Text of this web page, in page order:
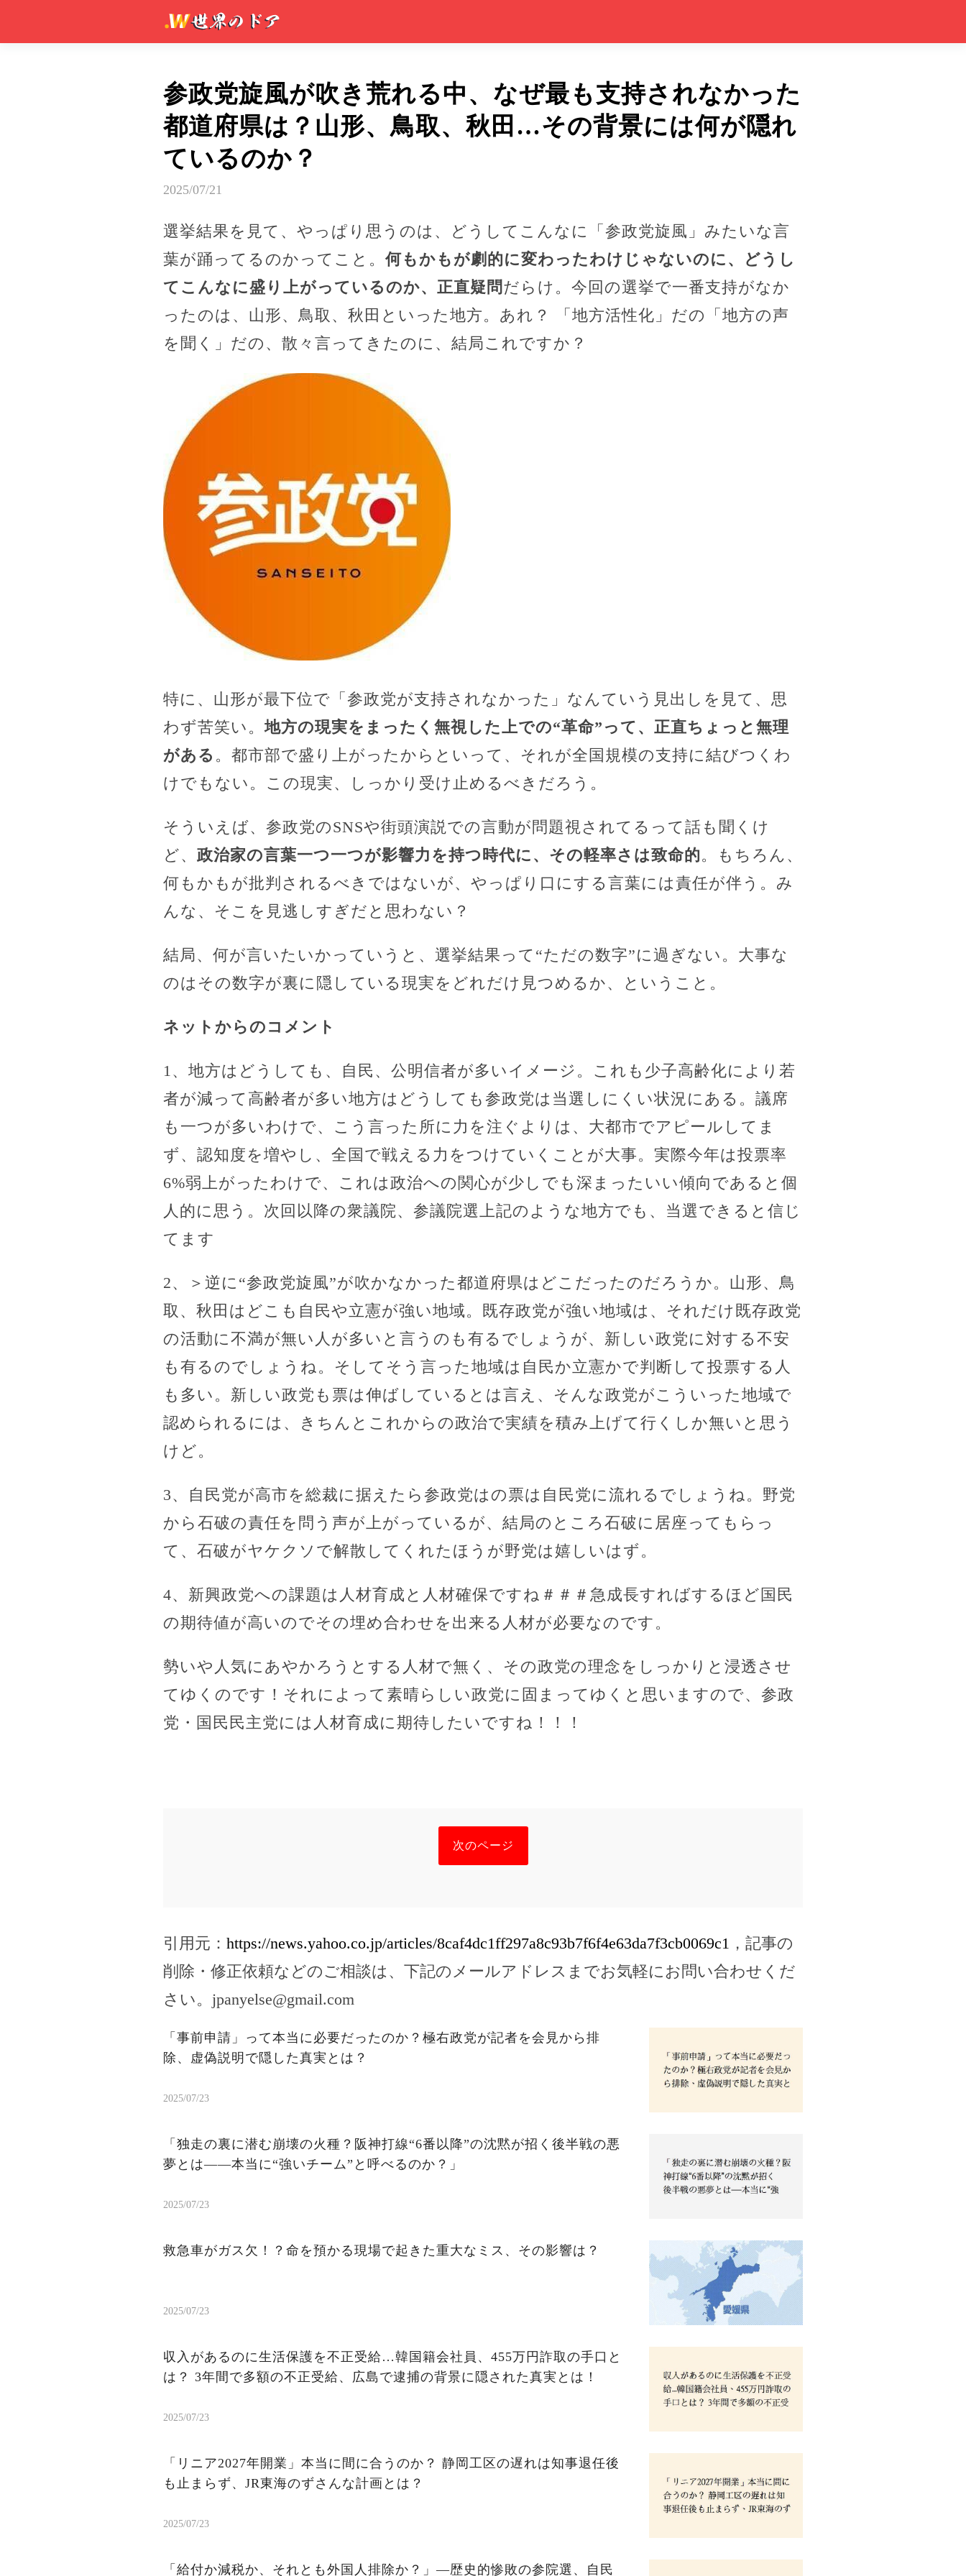
参政党旋風が吹き荒れる中、なぜ最も支持されなかった
都道府県は？山形、鳥取、秋田…その背景には何が隠れ
ているのか？
2025/07/21
選挙結果を見て、やっぱり思うのは、どうしてこんなに「参政党旋風」みたいな言
葉が踊ってるのかってこと。 何もかもが劇的に変わったわけじゃないのに、どうし
てこんなに盛り上がっているのか、正直疑問 だらけ。今回の選挙で一番支持がなか
ったのは、山形、鳥取、秋田といった地方。あれ？ 「地方活性化」だの「地方の声
を聞く」だの、散々言ってきたのに、結局これですか？
特に、山形が最下位で「参政党が支持されなかった」なんていう見出しを見て、思
わず苦笑い。地方の現実をまったく無視した上での“革命”って、正直ちょっと無理
がある 。都市部で盛り上がったからといって、それが全国規模の支持に結びつくわ
けでもない。この現実、しっかり受け止めるべきだろう。
そういえば、参政党のSNSや街頭演説での言動が問題視されてるって話も聞くけ
ど、 政治家の言葉一つ一つが影響力を持つ時代に、その軽率さは致命的。もちろん、
何もかもが批判されるべきではないが、やっぱり口にする言葉には責任が伴う。み
んな、そこを見逃しすぎだと思わない？
結局、何が言いたいかっていうと、選挙結果って“ただの数字”に過ぎない。大事な
のはその数字が裏に隠している現実をどれだけ見つめるか、ということ。
ネットからのコメント
1、地方はどうしても、自民、公明信者が多いイメージ。これも少子高齢化により若
者が減って高齢者が多い地方はどうしても参政党は当選しにくい状況にある。議席
も一つが多いわけで、こう言った所に力を注ぐよりは、大都市でアピールしてま
ず、認知度を増やし、全国で戦える力をつけていくことが大事。実際今年は投票率
6%弱上がったわけで、これは政治への関心が少しでも深まったいい傾向であると個
人的に思う。次回以降の衆議院、参議院選上記のような地方でも、当選できると信じ
てます
2、＞逆に“参政党旋風”が吹かなかった都道府県はどこだったのだろうか。山形、鳥
取、秋田はどこも自民や立憲が強い地域。既存政党が強い地域は、それだけ既存政党
の活動に不満が無い人が多いと言うのも有るでしょうが、新しい政党に対する不安
も有るのでしょうね。そしてそう言った地域は自民か立憲かで判断して投票する人
も多い。新しい政党も票は伸ばしているとは言え、そんな政党がこういった地域で
認められるには、きちんとこれからの政治で実績を積み上げて行くしか無いと思う
けど。
3、自民党が高市を総裁に据えたら参政党はの票は自民党に流れるでしょうね。野党
から石破の責任を問う声が上がっているが、結局のところ石破に居座ってもらっ
て、石破がヤケクソで解散してくれたほうが野党は嬉しいはず。
4、新興政党への課題は人材育成と人材確保ですね＃＃＃急成長すればするほど国民
の期待値が高いのでその埋め合わせを出来る人材が必要なのです。
勢いや人気にあやかろうとする人材で無く、その政党の理念をしっかりと浸透させ
てゆくのです！それによって素晴らしい政党に固まってゆくと思いますので、参政
党・国民民主党には人材育成に期待したいですね！！！
次のページ
引用元： https://news.yahoo.co.jp/articles/8caf4dc1ff297a8c93b7f6f4e63da7f3cb0069c1 ，記事の
削除・修正依頼などのご相談は、下記のメールアドレスまでお気軽にお問い合わせくだ
さい。 jpanyelse@gmail.com
「事前申請」って本当に必要だったのか？極右政党が記者を会見から排
除、虚偽説明で隠した真実とは？
2025/07/23
「独走の裏に潜む崩壊の火種？阪神打線“6番以降”の沈黙が招く後半戦の悪
夢とは——本当に“強いチーム”と呼べるのか？」
2025/07/23
救急車がガス欠！？命を預かる現場で起きた重大なミス、その影響は？
2025/07/23
収入があるのに生活保護を不正受給…韓国籍会社員、455万円詐取の手口と
は？ 3年間で多額の不正受給、広島で逮捕の背景に隠された真実とは！
2025/07/23
「リニア2027年開業」本当に間に合うのか？ 静岡工区の遅れは知事退任後
も止まらず、JR東海のずさんな計画とは？
2025/07/23
「給付か減税か、それとも外国人排除か？」―歴史的惨敗の参院選、自民